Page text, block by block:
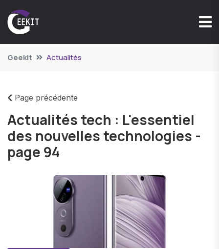
Geekit Actualités
Page précédente
Actualités tech : L'essentiel
des nouvelles technologies -
page 94